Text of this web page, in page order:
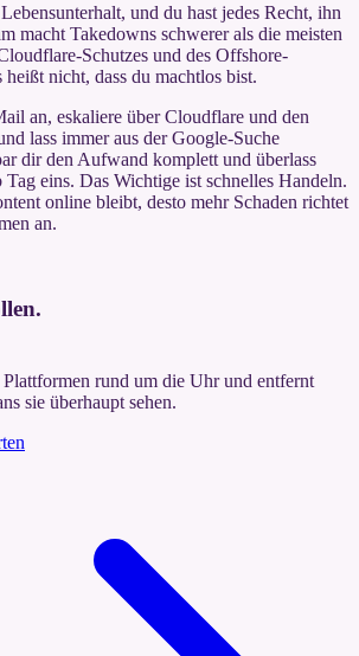
und du hast jedes Recht, ihn
macht Takedowns schwerer als die meisten
Schutzes und des Offshore-
nicht, dass du machtlos bist.
an, eskaliere über Cloudflare und den
lass immer aus der Google-Suche
dir den Aufwand komplett und überlass
Tag eins. Das Wichtige ist schnelles Handeln.
online bleibt, desto mehr Schaden richtet
an.
rund um die Uhr und entfernt
sie überhaupt sehen.